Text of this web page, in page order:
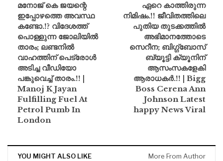
മനോജ് കെ ജയന്റെ
ഇപ്പോഴത്തെ അവസ്ഥ
കണ്ടോ.!? വിദേശത്ത്
പൊള്ളുന്ന ജോലിയിൽ
താരം; ലണ്ടനിൽ
വാഹത്തിന് പെട്രോൾ
അടിച്ച വീഡിയോ
പങ്കുവെച്ച് താരം.!! |
Manoj K Jayan
Fulfilling Fuel At
Petrol Pumb In
London
ഏറെ കാത്തിരുന്ന
നിമിഷം.!! ജീവിതത്തിലെ
പുതിയ തുടക്കത്തിൽ
അഭിമാനത്തോടെ
സെറീന; ബിഗ്ഗ്‌ബോസ്
ബ്യൂട്ടി ക്യൂനിന്
ആസംസകളേകി
ആരാധകർ.!! | Bigg
Boss Cerena Ann
Johnson Latest
happy News Viral
YOU MIGHT ALSO LIKE More From Author